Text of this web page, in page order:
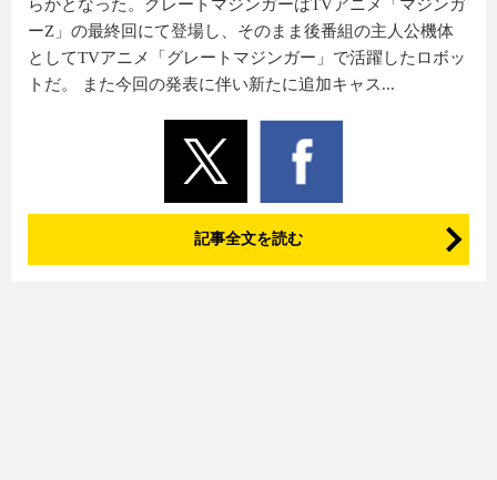
らかとなった。グレートマジンガーはTVアニメ「マジンガ
ーZ」の最終回にて登場し、そのまま後番組の主人公機体
としてTVアニメ「グレートマジンガー」で活躍したロボッ
トだ。 また今回の発表に伴い新たに追加キャス...
記事全文を読む